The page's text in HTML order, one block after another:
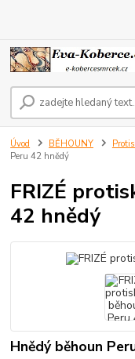
Úvod BĚHOUNY
Peru 42 hnědý
FRIZÉ
42 hnědý
Hnědý běhoun